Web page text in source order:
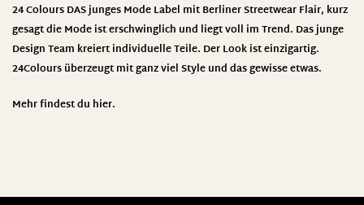
24 Colours DAS junges Mode Label mit Berliner Streetwear Flair, kurz
gesagt die Mode ist erschwinglich und liegt voll im Trend. Das junge
Design Team kreiert individuelle Teile. Der Look ist einzigartig.
24Colours überzeugt mit ganz viel Style und das gewisse etwas.
Mehr findest du hier.